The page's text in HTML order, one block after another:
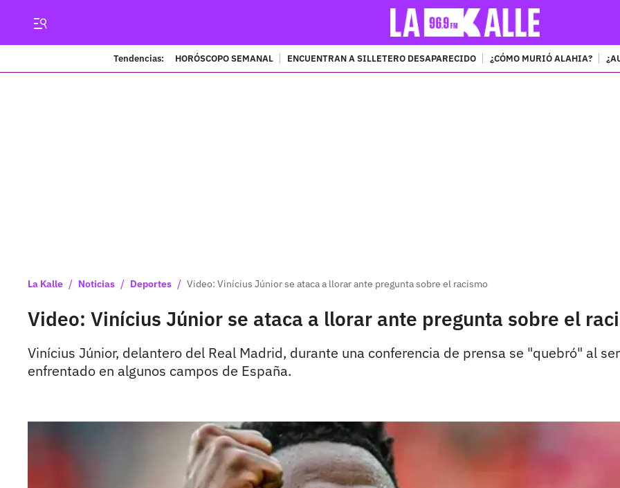
Tendencias: HORÓSCOPO SEMANAL ENCUENTRAN A SILLETERO DESAPARECIDO ¿CÓMO MURIÓ ALAHIA?
La Kalle / Noticias / Deportes / Video: Vinícius Júnior se ataca a llorar ante pregunta sobre el racismo
Video: Vinícius Júnior se ataca a llorar ante pregunta sobre el
Vinícius Júnior, delantero del Real Madrid, durante una conferencia de prensa se "quebró" al
enfrentado en algunos campos de España.